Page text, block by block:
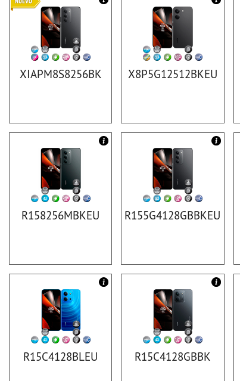
XIAPM8S8256BK X8P5G12512BKEU
R158256MBKEU R155G4128GBBKEU
R15C4128BLEU R15C4128GBBK